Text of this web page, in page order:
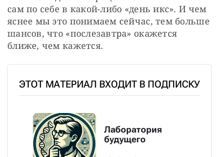
сам по себе в какой-либо «день икс». И чем
яснее мы это понимаем сейчас, тем больше
шансов, что «послезавтра» окажется
ближе, чем кажется.
ЭТОТ МАТЕРИАЛ ВХОДИТ В ПОДПИСКУ
Лаборатория
будущего